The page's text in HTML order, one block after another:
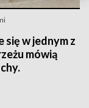
się w jednym z
mówią